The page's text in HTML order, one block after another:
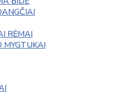
RĖMAI
MYGTUKAI